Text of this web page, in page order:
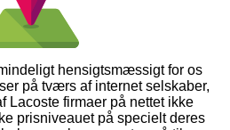
hensigtsmæssigt for os
på tværs af internet selskaber,
Lacoste firmaer på nettet ikke
prisniveauet på specielt deres